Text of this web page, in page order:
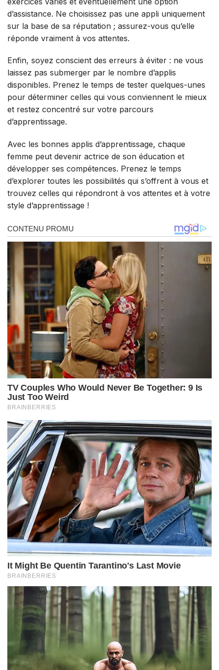
d’assistance. Ne choisissez pas une appli uniquement
sur la base de sa réputation ; assurez-vous qu’elle
réponde vraiment à vos attentes.
Enfin, soyez conscient des erreurs à éviter : ne vous
laissez pas submerger par le nombre d’applis
disponibles. Prenez le temps de tester quelques-unes
pour déterminer celles qui vous conviennent le mieux
et restez concentré sur votre parcours
d’apprentissage.
Avec les bonnes applis d’apprentissage, chaque
femme peut devenir actrice de son éducation et
développer ses compétences. Prenez le temps
d’explorer toutes les possibilités qui s’offrent à vous et
trouvez celles qui répondront à vos attentes et à votre
style d’apprentissage !